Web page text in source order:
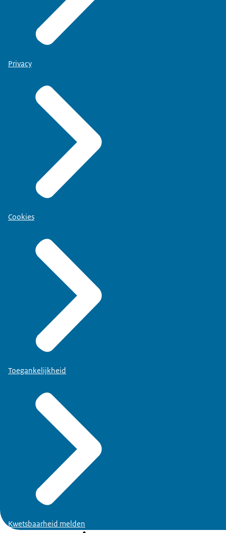
Privacy
Cookies
Toegankelijkheid
Kwetsbaarheid melden